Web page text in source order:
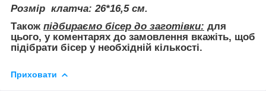
Розмір клатча: 26*16,5 см.
Також підбираємо бісер до заготівки: для
цього, у коментарях до замовлення вкажіть, щоб
підібрати бісер у необхідній кількості.
Приховати